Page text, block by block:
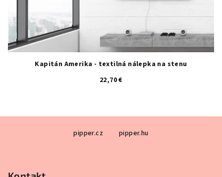
Kapitán Amerika - textilná nálepka na stenu
22,70 €
pipper.cz pipper.hu